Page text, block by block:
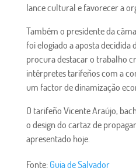
lance cultural e favorecer a
Também o presidente da
foi elogiado a aposta
procura destacar o trabalho
intérpretes tarifeños com a
um factor de dinamização
O tarifeño Vicente Araújo,
o design do cartaz de
apresentado hoje.
Fonte: Guia de Salvador